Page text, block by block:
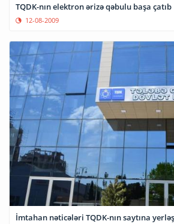
TQDK-nın elektron ərizə qəbulu başa çatıb
12-08-2009
İmtahan nəticələri TQDK-nın saytına